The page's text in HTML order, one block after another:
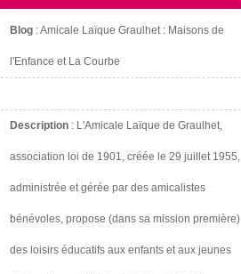
Blog : Amicale Laïque Graulhet : Maisons de
l'Enfance et La Courbe
Description : L'Amicale Laïque de Graulhet,
association loi de 1901, créée le 29 juillet 1955,
administrée et gérée par des amicalistes
bénévoles, propose (dans sa mission première)
des loisirs éducatifs aux enfants et aux jeunes